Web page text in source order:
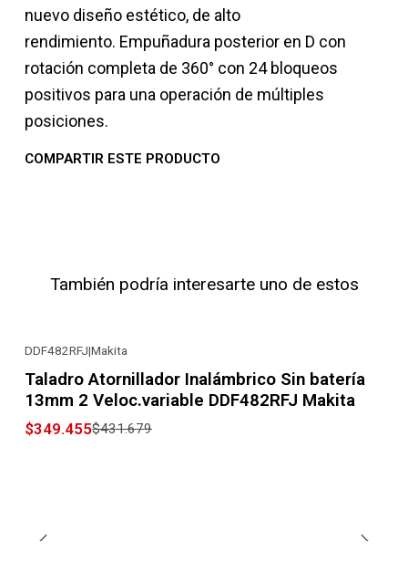
nuevo diseño estético, de alto
rendimiento. Empuñadura posterior en D con
rotación completa de 360° con 24 bloqueos
positivos para una operación de múltiples
posiciones.
COMPARTIR ESTE PRODUCTO
También podría interesarte uno de estos
DDF482RFJ|Makita
Taladro Atornillador Inalámbrico Sin batería
13mm 2 Veloc.variable DDF482RFJ Makita
$349.455$431.679